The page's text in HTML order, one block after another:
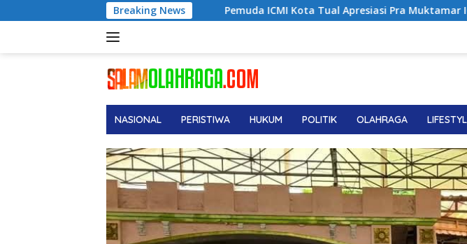
ke
Breaking News
Pemuda ICMI Kota Tual Apresiasi Pra Muktamar ICMI VIII 2026, Dorong Solusi untuk
NASIONAL PERISTIWA HUKUM POLITIK OLAHRAGA